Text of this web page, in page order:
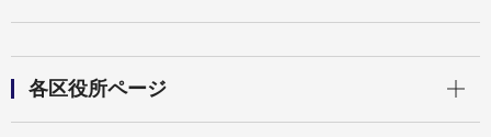
各区役所ページ